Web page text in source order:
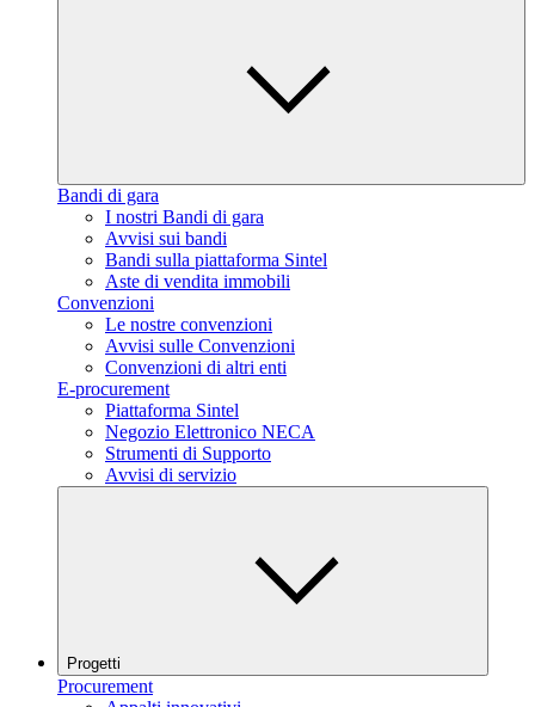
Bandi di gara
I nostri Bandi di gara
Avvisi sui bandi
Bandi sulla piattaforma Sintel
Aste di vendita immobili
Convenzioni
Le nostre convenzioni
Avvisi sulle Convenzioni
Convenzioni di altri enti
E-procurement
Piattaforma Sintel
Negozio Elettronico NECA
Strumenti di Supporto
Avvisi di servizio
Progetti
Procurement